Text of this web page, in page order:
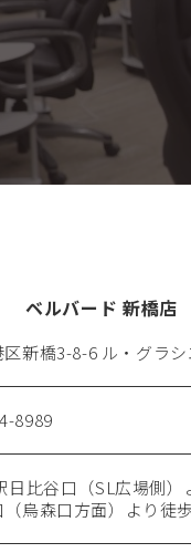
ベルバード 新橋店
新橋3-8-6 ル・グラ
8989
日比谷口（SL広場側）
（烏森口方面）より徒